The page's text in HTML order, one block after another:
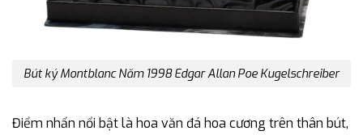
Bút ký Montblanc Năm 1998 Edgar Allan Poe Kugelschreiber
Điểm nhấn nổi bật là hoa văn đá hoa cương trên thân bút,